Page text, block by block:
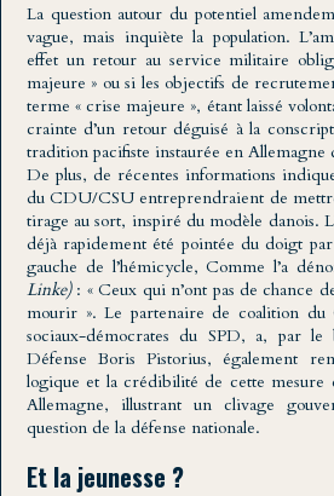
La question autour du potentiel
vague, mais inquiète la population.
effet un retour au service militaire
majeure » ou si les objectifs de
terme « crise majeure », étant laissé
crainte d’un retour déguisé à la
tradition pacifiste instaurée en Allemagne
De plus, de récentes informations
du CDU/CSU entreprendraient de
tirage au sort, inspiré du modèle danois.
déjà rapidement été pointée du doigt par
gauche de l’hémicycle, Comme l’a
Linke): « Ceux qui n’ont pas de chance
mourir ». Le partenaire de coalition
sociaux-démocrates du SPD, a, par
Défense Boris Pistorius, également
logique et la crédibilité de cette mesure
Allemagne, illustrant un clivage
question de la défense nationale.
Et la jeunesse ?